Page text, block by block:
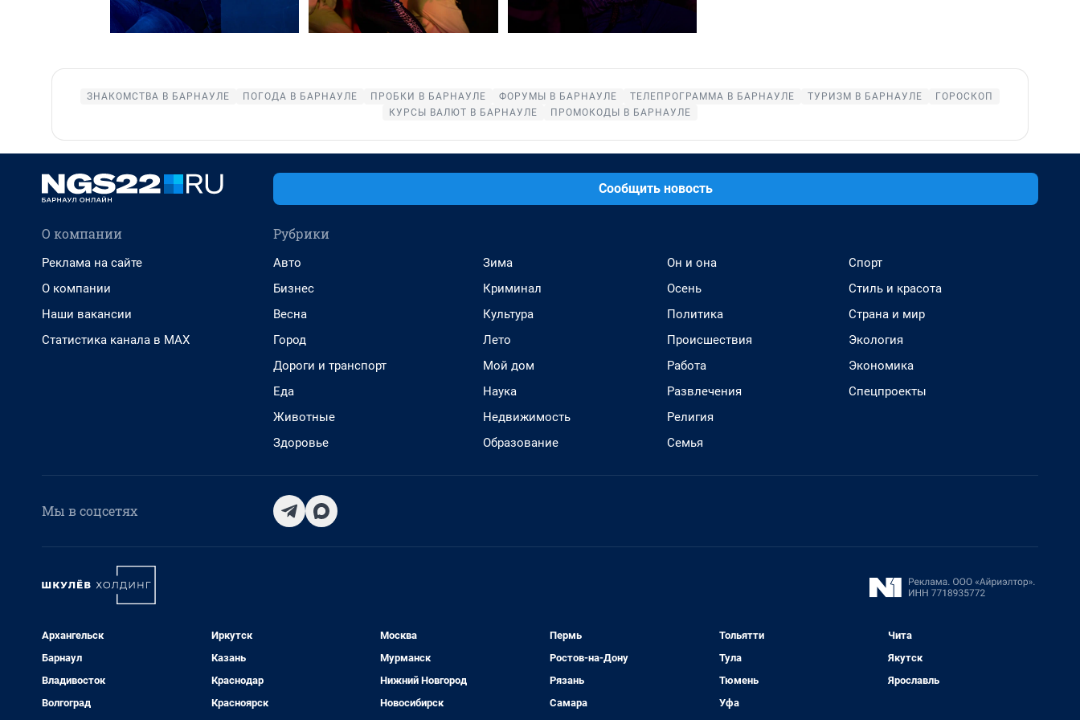
ЗНАКОМСТВА В БАРНАУЛЕ ПОГОДА В БАРНАУЛЕ ПРОБКИ В БАРНАУЛЕ ФОРУМЫ В БАРНАУЛЕ ТЕЛЕПРОГРАММА В БАРНАУЛЕ ТУРИЗМ В БАРНАУЛЕ
ГОРОСКОП
КУРСЫ ВАЛЮТ В БАРНАУЛЕ
ПРОМОКОДЫ В БАРНАУЛЕ
Сообщить новость
О компании
Реклама на сайте
О компании
Наши вакансии
Статистика канала в MAX
Рубрики
Авто
Бизнес
Весна
Город
Дороги и транспорт
Еда
Животные
Здоровье
Зима
Криминал
Культура
Лето
Мой дом
Наука
Недвижимость
Образование
Он и она
Осень
Политика
Происшествия
Работа
Развлечения
Религия
Семья
Спорт
Стиль и красота
Страна и мир
Экология
Экономика
Спецпроекты
Мы в соцсетях
Архангельск
Барнаул
Владивосток
Волгоград
Иркутск
Казань
Краснодар
Красноярск
Москва
Мурманск
Нижний Новгород
Новосибирск
Пермь
Ростов-на-Дону
Рязань
Самара
Тольятти
Тула
Тюмень
Уфа
Чита
Якутск
Ярославль